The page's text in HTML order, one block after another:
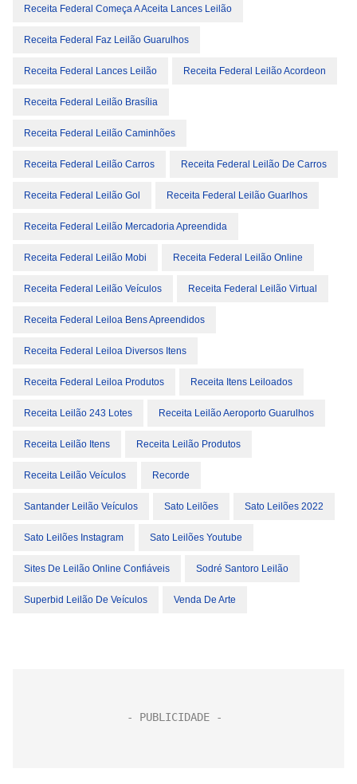
Receita Federal Começa A Aceita Lances Leilão
Receita Federal Faz Leilão Guarulhos
Receita Federal Lances Leilão Receita Federal Leilão Acordeon
Receita Federal Leilão Brasília
Receita Federal Leilão Caminhões
Receita Federal Leilão Carros Receita Federal Leilão De Carros
Receita Federal Leilão Gol Receita Federal Leilão Guarlhos
Receita Federal Leilão Mercadoria Apreendida
Receita Federal Leilão Mobi Receita Federal Leilão Online
Receita Federal Leilão Veículos Receita Federal Leilão Virtual
Receita Federal Leiloa Bens Apreendidos
Receita Federal Leiloa Diversos Itens
Receita Federal Leiloa Produtos Receita Itens Leiloados
Receita Leilão 243 Lotes Receita Leilão Aeroporto Guarulhos
Receita Leilão Itens Receita Leilão Produtos
Receita Leilão Veículos Recorde
Santander Leilão Veículos Sato Leilões Sato Leilões 2022
Sato Leilões Instagram Sato Leilões Youtube
Sites De Leilão Online Confiáveis Sodré Santoro Leilão
Superbid Leilão De Veículos Venda De Arte